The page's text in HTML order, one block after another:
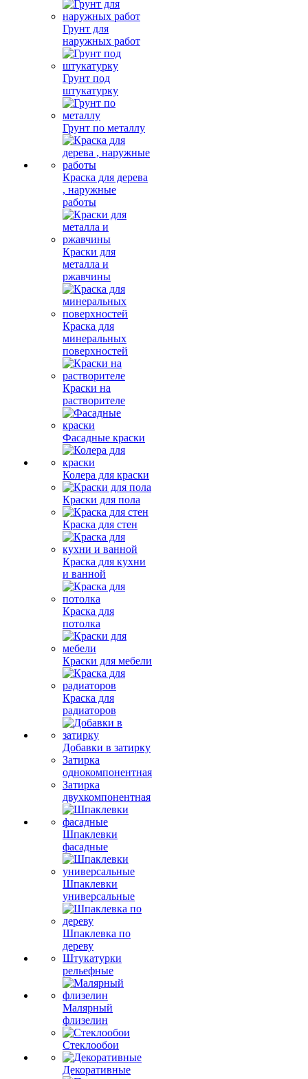
Грунт для
наружных работ
Грунт под
штукатурку
Грунт по металлу
Краска для дерева
, наружные
работы
Краски для
металла и
ржавчины
Краска для
минеральных
поверхностей
Краски на
растворителе
Фасадные краски
Колера для краски
Краски для пола
Краска для стен
Краска для кухни
и ванной
Краска для
потолка
Краски для мебели
Краска для
радиаторов
Добавки в затирку
Затирка
однокомпонентная
Затирка
двухкомпонентная
Шпаклевки
фасадные
Шпаклевки
универсальные
Шпаклевка по
дереву
Штукатурки
рельефные
Малярный
флизелин
Стеклообои
Декоративные